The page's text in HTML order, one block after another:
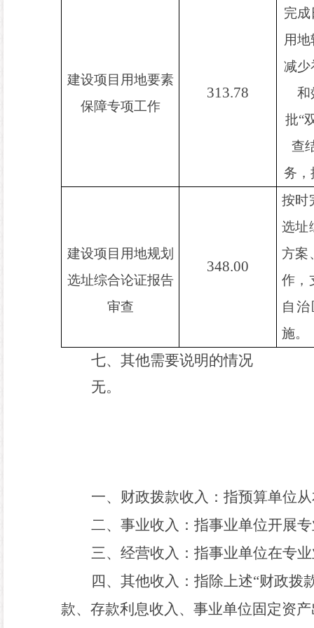
建设项目用地要素
保障专项工作
313.78
完
用
减少
和
批“
查
务，
建设项目用地规划
选址综合论证报告
审查
348.00
按时
选址
方案
作，
自
施。
七、其他需要说明的情况
无。
一、财政拨款收入： 指预算单位
二、事业收入： 指事业单位开展
三、经营收入： 指事业单位在专
四、 其他收入： 指除上述“财政拨
款、存款利息收入、事业单位固定资